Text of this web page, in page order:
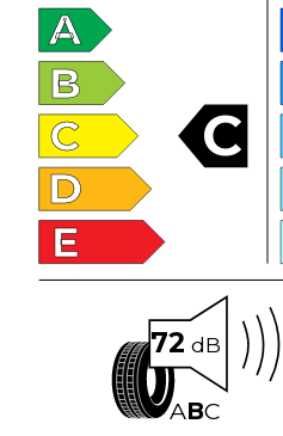
A
B
C
D
E
C
72 dB
ABC